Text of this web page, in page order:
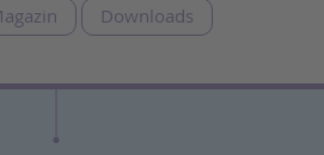
Downloads